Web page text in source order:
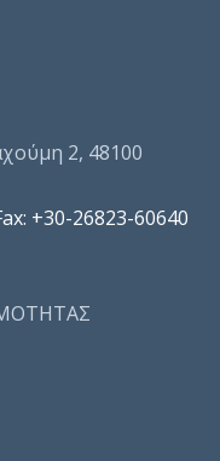
2, 48100
+30-26823-60640